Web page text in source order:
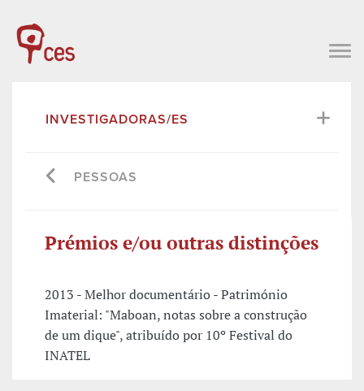
INVESTIGADORAS/ES
PESSOAS
Prémios e/ou outras distinções
2013 - Melhor documentário - Património
Imaterial: "Maboan, notas sobre a construção
de um dique", atribuído por 10º Festival do
INATEL